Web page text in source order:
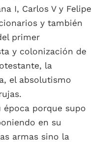
I, Carlos V y Felipe
y también
primer
y colonización de
la
el absolutismo
época porque supo
en su
armas sino la